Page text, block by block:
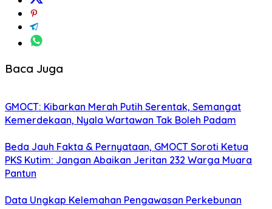
Baca Juga
GMOCT: Kibarkan Merah Putih Serentak, Semangat
Kemerdekaan, Nyala Wartawan Tak Boleh Padam
Beda Jauh Fakta & Pernyataan, GMOCT Soroti Ketua
PKS Kutim: Jangan Abaikan Jeritan 232 Warga Muara
Pantun
Data Ungkap Kelemahan Pengawasan Perkebunan